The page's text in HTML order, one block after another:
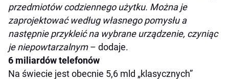
przedmiotów codziennego użytku. Można je
zaprojektować według własnego pomysłu a
następnie przykleić na wybrane urządzenie, czyniąc
je niepowtarzalnym– dodaje.
6 miliardów telefonów
Na świecie jest obecnie 5,6 mld „klasycznych”